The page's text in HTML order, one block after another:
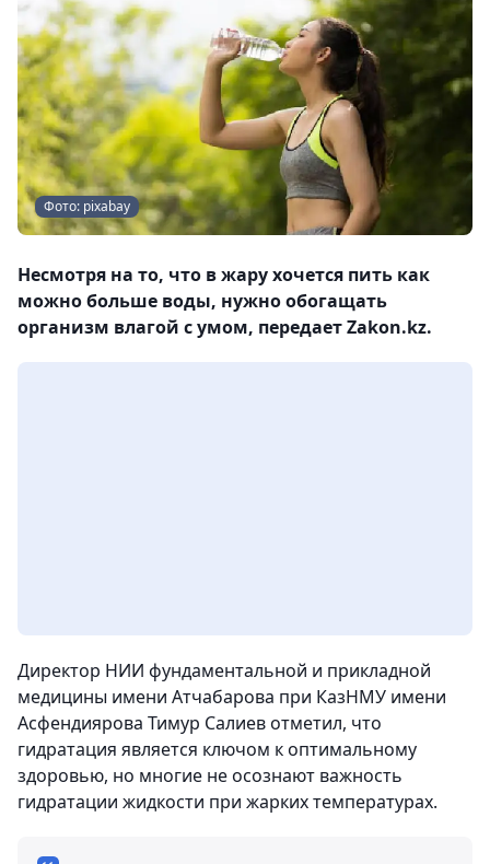
Фото: pixabay
Несмотря на то, что в жару хочется пить как
можно больше воды, нужно обогащать
организм влагой с умом, передает Zakon.kz.
Директор НИИ фундаментальной и прикладной
медицины имени Атчабарова при КазНМУ имени
Асфендиярова Тимур Салиев отметил, что
гидратация является ключом к оптимальному
здоровью, но многие не осознают важность
гидратации жидкости при жарких температурах.